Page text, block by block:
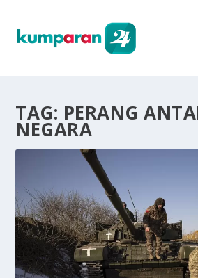
TAG: PERANG
NEGARA